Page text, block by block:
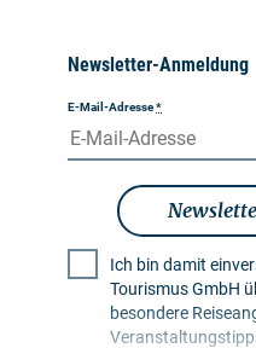
Newsletter-Anmeldung
E-Mail-Adresse*
Ich bin damit
Tourismus GmbH über aktuelle Urlaubsthemen,
besondere